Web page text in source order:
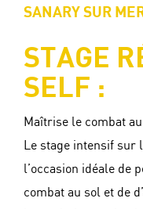
SANARY SUR
STAGE
SELF :
Maîtrise le combat
Le stage intensif sur
l’occasion idéale de
combat au sol et de